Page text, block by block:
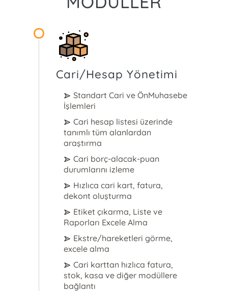
Cari/Hesap Yönetimi
Standart Cari ve ÖnMuhasebe
İşlemleri
Cari hesap listesi üzerinde
tanımlı tüm alanlardan
araştırma
Cari borç-alacak-puan
durumlarını izleme
Hızlıca cari kart, fatura,
dekont oluşturma
Etiket çıkarma, Liste ve
Raporları Excele Alma
Ekstre/hareketleri görme,
excele alma
Cari karttan hızlıca fatura,
stok, kasa ve diğer modüllere
bağlantı